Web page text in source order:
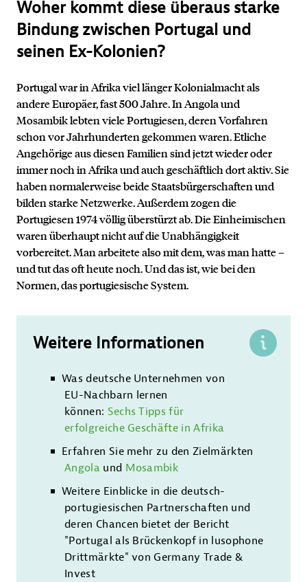
Woher kommt diese überaus starke
Bindung zwischen Portugal und
seinen Ex-Kolonien?
Portugal war in Afrika viel länger Kolonialmacht als
andere Europäer, fast 500 Jahre. In Angola und
Mosambik lebten viele Portugiesen, deren Vorfahren
schon vor Jahrhunderten gekommen waren. Etliche
Angehörige aus diesen Familien sind jetzt wieder oder
immer noch in Afrika und auch geschäftlich dort aktiv. Sie
haben normalerweise beide Staatsbürgerschaften und
bilden starke Netzwerke. Außerdem zogen die
Portugiesen 1974 völlig überstürzt ab. Die Einheimischen
waren überhaupt nicht auf die Unabhängigkeit
vorbereitet. Man arbeitete also mit dem, was man hatte –
und tut das oft heute noch. Und das ist, wie bei den
Normen, das portugiesische System.
Weitere Informationen
Was deutsche Unternehmen von
EU-Nachbarn lernen
können: Sechs Tipps für
erfolgreiche Geschäfte in Afrika
Erfahren Sie mehr zu den Zielmärkten
Angolaund Mosambik
Weitere Einblicke in die deutsch-
portugiesischen Partnerschaften und
deren Chancen bietet der Bericht
"Portugal als Brückenkopf in lusophone
Drittmärkte" von Germany Trade &
Invest